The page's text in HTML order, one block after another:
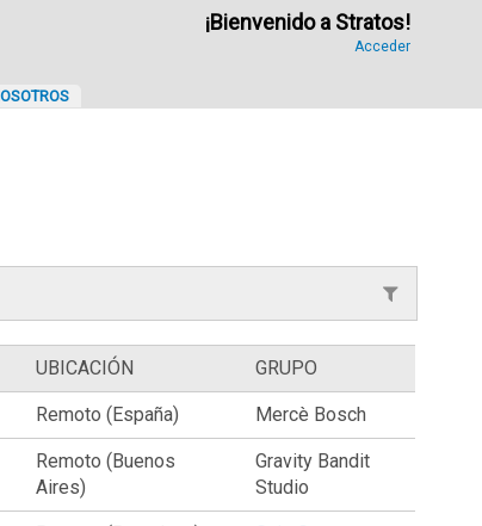
¡Bienvenido a Stratos!
Acceder
UBICACIÓN GRUPO
Remoto (España) Mercè Bosch
Remoto (Buenos
Aires)
Gravity Bandit
Studio